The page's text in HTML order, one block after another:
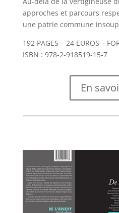
approches et parcours
une patrie commune
192 PAGES – 24 EUROS –
ISBN : 978-2-918519-15-7
En